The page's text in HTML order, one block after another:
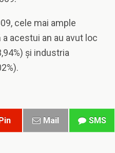
cele mai ample
acestui an au avut loc
şi industria
Mail SMS